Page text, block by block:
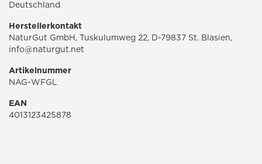
Deutschland
Herstellerkontakt
NaturGut GmbH, Tuskulumweg 22, D-79837 St. Blasien,
info@naturgut.net
Artikelnummer
NAG-WFGL
EAN
4013123425878